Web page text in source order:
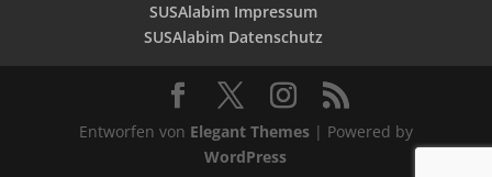
SUSAlabim Impressum
SUSAlabim Datenschutz
Entworfen von Elegant Themes| Powered by
WordPress